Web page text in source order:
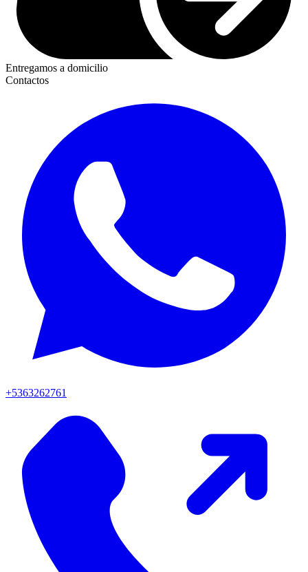
Entregamos a domicilio
Contactos
+5363262761